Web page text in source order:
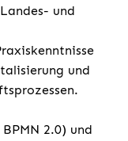
und
und
2.0) und